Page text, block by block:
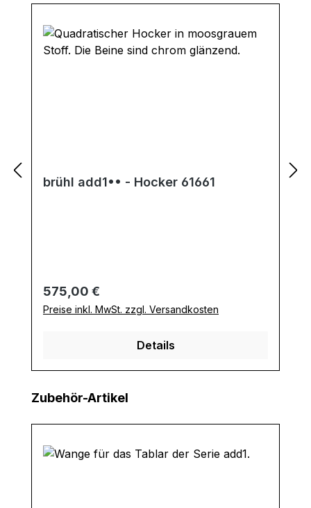
brühl add1•• - Hocker 61661
Regulärer Preis:
575,00 €
Preise inkl. MwSt. zzgl. Versandkosten
Details
Produktgalerie überspringen
Zubehör-Artikel